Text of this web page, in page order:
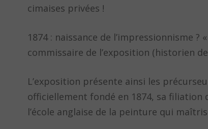
cimaises privées !
1874 : naissance de l’impressionnisme ?
commissaire de l’exposition (historien de
L’exposition présente ainsi les
officiellement fondé en 1874, sa filiation
l’école anglaise de la peinture qui